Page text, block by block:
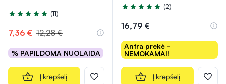
Įvertinimas 5.0 iš 5
(11)
7,36 € 12,28 €
% PAPILDOMA NUOLAIDA
Į krepšelį
Įvertinimas 5.0 iš 5
(2)
16,79 €
Antra prekė -
NEMOKAMAI!
Į krepšelį